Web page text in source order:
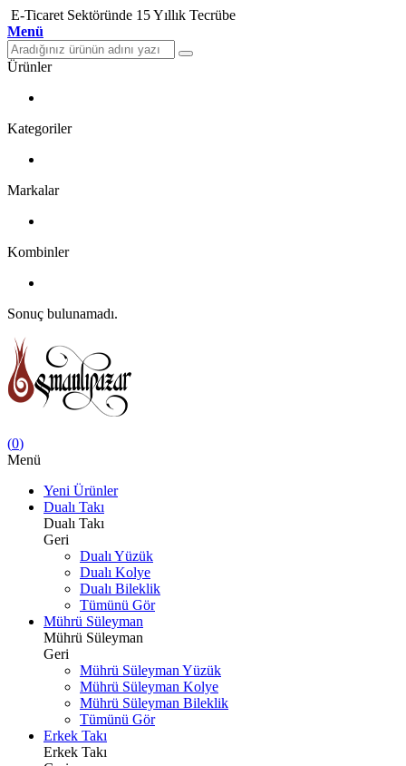
E-Ticaret Sektöründe 15 Yıllık Tecrübe
Menü
Ürünler
Kategoriler
Markalar
Kombinler
Sonuç bulunamadı.
(0)
Menü
Yeni Ürünler
Dualı Takı
Dualı Takı
Geri
Dualı Yüzük
Dualı Kolye
Dualı Bileklik
Tümünü Gör
Mührü Süleyman
Mührü Süleyman
Geri
Mührü Süleyman Yüzük
Mührü Süleyman Kolye
Mührü Süleyman Bileklik
Tümünü Gör
Erkek Takı
Erkek Takı